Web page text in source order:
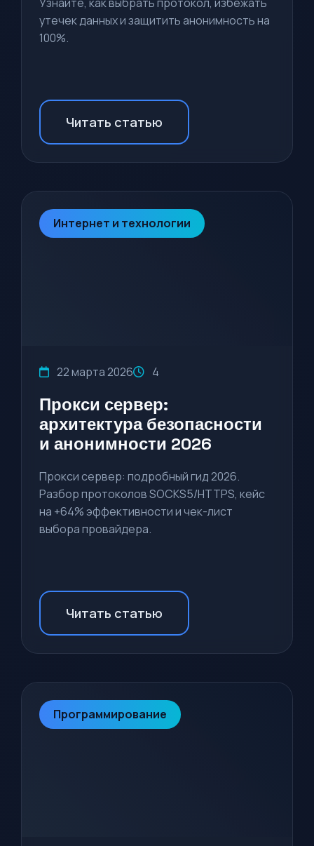
утечек данных и защитить анонимность на
100%.
Читать статью
Интернет и технологии
22 марта 2026 4
Прокси сервер:
архитектура безопасности
и анонимности 2026
Прокси сервер: подробный гид 2026.
Разбор протоколов SOCKS5/HTTPS, кейс
на +64% эффективности и чек-лист
выбора провайдера.
Читать статью
Программирование